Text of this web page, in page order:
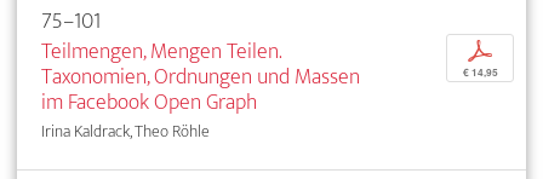
75–101
Teilmengen, Mengen Teilen.
Taxonomien, Ordnungen und Massen
im Facebook Open Graph
Irina Kaldrack, Theo Röhle
p
€ 14,95